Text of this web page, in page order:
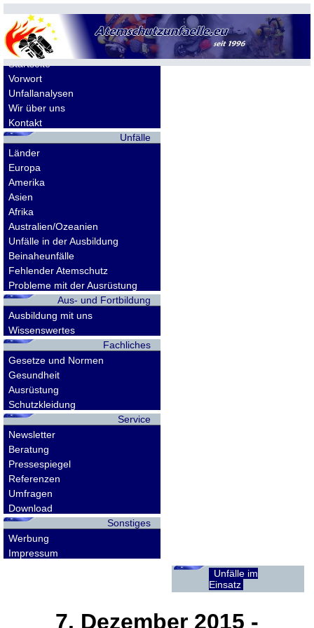
Allgemeines
Startseite
Vorwort
Unfallanalysen
Wir über uns
Kontakt
Unfälle
Länder
Europa
Amerika
Asien
Afrika
Australien/Ozeanien
Unfälle in der Ausbildung
Beinaheunfälle
Fehlender Atemschutz
Probleme mit der Ausrüstung
Aus- und Fortbildung
Ausbildung mit uns
Wissenswertes
Fachliches
Gesetze und Normen
Gesundheit
Ausrüstung
Schutzkleidung
Service
Newsletter
Beratung
Pressespiegel
Referenzen
Umfragen
Download
Sonstiges
Werbung
Impressum
Unfälle im
Einsatz
7. Dezember 2015 -